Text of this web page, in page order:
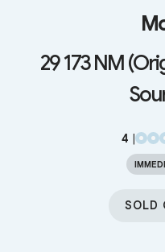
29 173 NM
4
SOLD